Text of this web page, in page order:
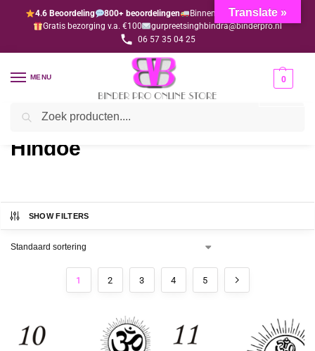
4.6 Beoordeling 800+ beoordelingen
Binnen 1-3 dagen geleverd
Gratis bezorging v.a. €100
gurpreetsinghbindra@binderpro.nl
06 57 35 04 25
MENU 0
Home Bedankjesafdeling
Hindoe
SHOW FILTERS
1 2 3 4 5
Translate »